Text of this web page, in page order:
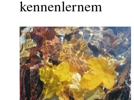
kennenlernem